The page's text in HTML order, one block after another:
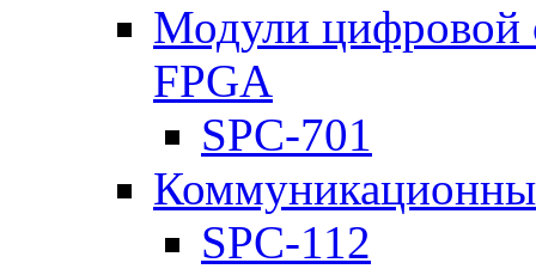
Модули цифровой
FPGA
SPC-701
SPC-112